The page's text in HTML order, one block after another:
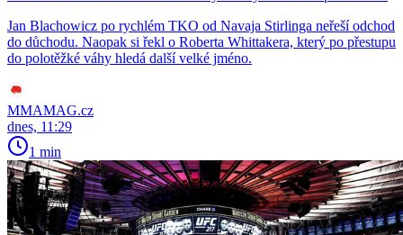
Jan Blachowicz po rychlém TKO od Navaja Stirlinga neřeší odchod
do důchodu. Naopak si řekl o Roberta Whittakera, který po přestupu
do polotěžké váhy hledá další velké jméno.
MMAMAG.cz
dnes, 11:29
1 min